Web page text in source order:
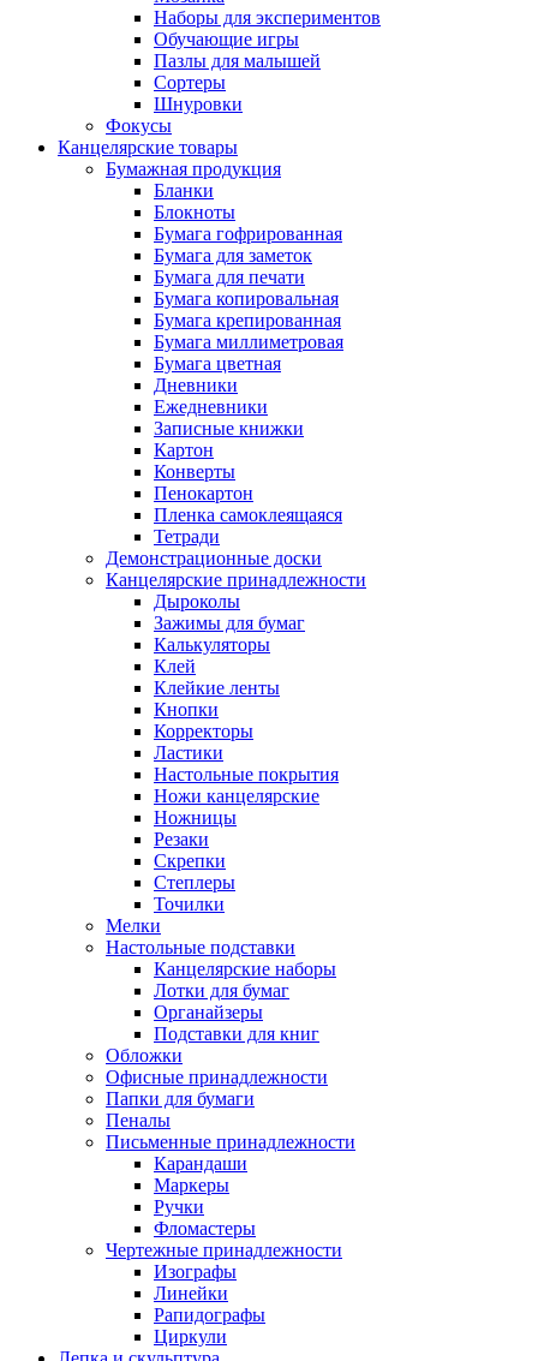
Наборы для экспериментов
Обучающие игры
Пазлы для малышей
Сортеры
Шнуровки
Фокусы
Канцелярские товары
Бумажная продукция
Бланки
Блокноты
Бумага гофрированная
Бумага для заметок
Бумага для печати
Бумага копировальная
Бумага крепированная
Бумага миллиметровая
Бумага цветная
Дневники
Ежедневники
Записные книжки
Картон
Конверты
Пенокартон
Пленка самоклеящаяся
Тетради
Демонстрационные доски
Канцелярские принадлежности
Дыроколы
Зажимы для бумаг
Калькуляторы
Клей
Клейкие ленты
Кнопки
Корректоры
Ластики
Настольные покрытия
Ножи канцелярские
Ножницы
Резаки
Скрепки
Степлеры
Точилки
Мелки
Настольные подставки
Канцелярские наборы
Лотки для бумаг
Органайзеры
Подставки для книг
Обложки
Офисные принадлежности
Папки для бумаги
Пеналы
Письменные принадлежности
Карандаши
Маркеры
Ручки
Фломастеры
Чертежные принадлежности
Изографы
Линейки
Рапидографы
Циркули